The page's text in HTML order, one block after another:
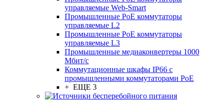
управляемые Web-Smart
Промышленные PoE коммутаторы
управляемые L2
Промышленные PoE коммутаторы
управляемые L3
Промышленные медиаконвертеры 1000
Мбит/с
Коммутационные шкафы IP66 c
промышленными коммутаторами PoE
+ ЕЩЕ 3